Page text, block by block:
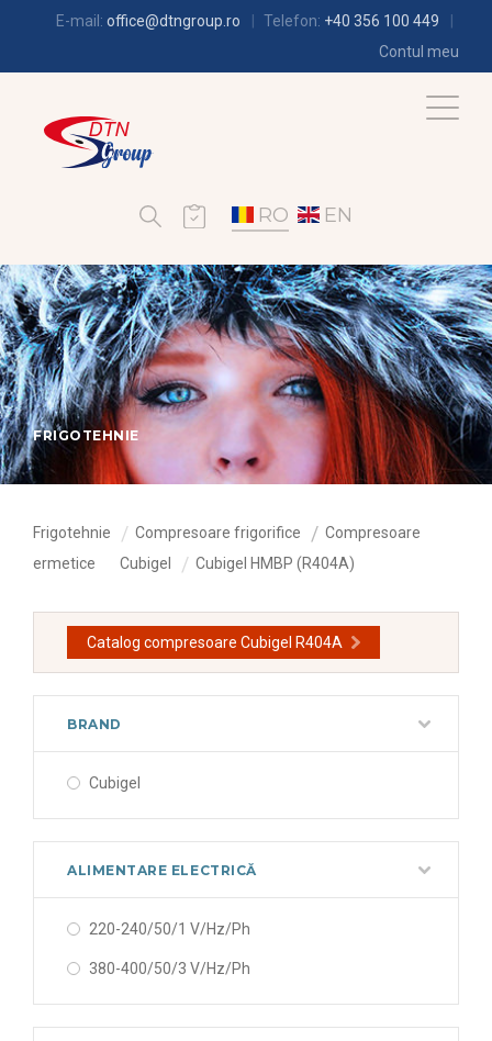
E-mail: office@dtngroup.ro Telefon: +40 356 100 449
Contul meu
RO EN
FRIGOTEHNIE
Frigotehnie Compresoare frigorifice
Compresoare
ermetice
Cubigel Cubigel HMBP (R404A)
Catalog compresoare Cubigel R404A
BRAND
Cubigel
ALIMENTARE ELECTRICĂ
220-240/50/1 V/Hz/Ph
380-400/50/3 V/Hz/Ph